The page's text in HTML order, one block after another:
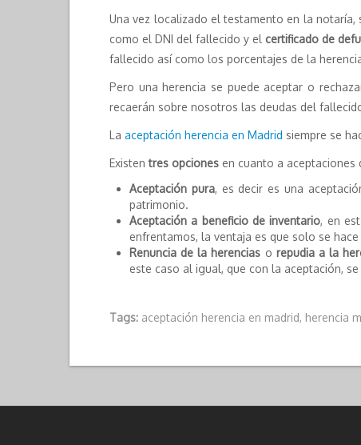
Una vez localizado el testamento en la
como el DNI del fallecido y el certificado de
fallecido así como los porcentajes de la
Pero una herencia se puede aceptar o
recaerán sobre nosotros las deudas del
La aceptación herencia en Madrid siempre se
Existentres opciones en cuanto a aceptaciones
Aceptación pura, es decir es una
patrimonio.
Aceptación a beneficio de inventario, en
enfrentamos, la ventaja es que solo se
Renuncia de la herencias o repudia a la
este caso al igual, que con la aceptación,
Tags: aceptación herencia en madrid, herencia